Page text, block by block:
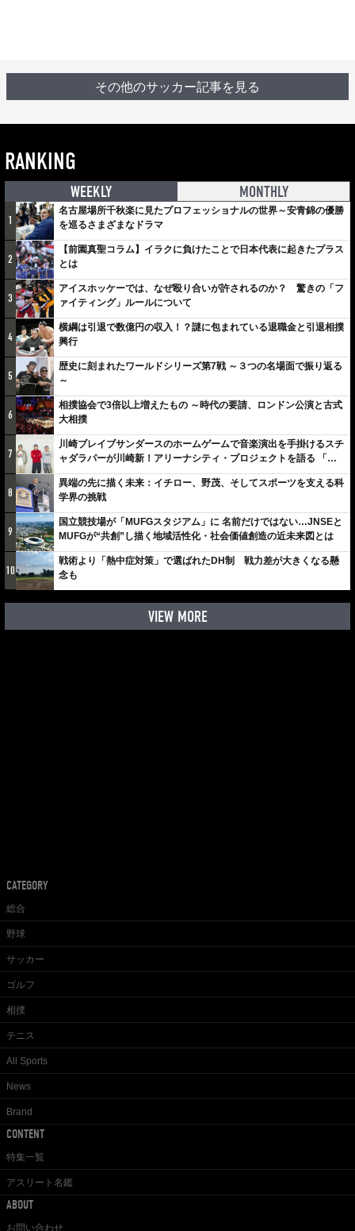
その他のサッカー記事を見る
RANKING
WEEKLY MONTHLY
1
名古屋場所千秋楽に見たプロフェッショナルの世界～安青錦の優勝
を巡るさまざまなドラマ
2
【前園真聖コラム】イラクに負けたことで日本代表に起きたプラス
とは
3
アイスホッケーでは、なぜ殴り合いが許されるのか？ 驚きの「フ
ァイティング」ルールについて
4
横綱は引退で数億円の収入！？謎に包まれている退職金と引退相撲
興行
5
歴史に刻まれたワールドシリーズ第7戦 ～３つの名場面で振り返る
～
6
相撲協会で3倍以上増えたもの ～時代の要請、ロンドン公演と古式
大相撲
7
川崎ブレイブサンダースのホームゲームで音楽演出を手掛けるスチ
ャダラパーが川崎新！アリーナシティ・プロジェクトを語る 「楽
しみでしかないでしょ。川崎は、ずっと成長曲線だから」
8
異端の先に描く未来：イチロー、野茂、そしてスポーツを支える科
学界の挑戦
9
国立競技場が「MUFGスタジアム」に 名前だけではない…JNSEと
MUFGが“共創”し描く地域活性化・社会価値創造の近未来図とは
10
戦術より「熱中症対策」で選ばれたDH制 戦力差が大きくなる懸
念も
VIEW MORE
CATEGORY
総合
野球
サッカー
ゴルフ
相撲
テニス
All Sports
News
Brand
CONTENT
特集一覧
アスリート名鑑
ABOUT
お問い合わせ